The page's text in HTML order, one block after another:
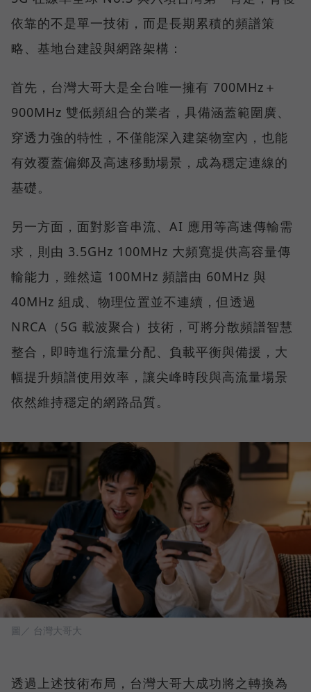
依靠的不是單一技術，而是長期累積的頻譜策
略、基地台建設與網路架構：
首先，台灣大哥大是全台唯一擁有 700MHz＋
900MHz 雙低頻組合的業者，具備涵蓋範圍廣、
穿透力強的特性，不僅能深入建築物室內，也能
有效覆蓋偏鄉及高速移動場景，成為穩定連線的
基礎。
另一方面，面對影音串流、AI 應用等高速傳輸需
求，則由 3.5GHz 100MHz 大頻寬提供高容量傳
輸能力，雖然這 100MHz 頻譜由 60MHz 與
40MHz 組成、物理位置並不連續，但透過
NRCA（5G 載波聚合）技術，可將分散頻譜智慧
整合，即時進行流量分配、負載平衡與備援，大
幅提升頻譜使用效率，讓尖峰時段與高流量場景
依然維持穩定的網路品質。
圖／ 台灣大哥大
透過上述技術布局，台灣大哥大成功將之轉換為